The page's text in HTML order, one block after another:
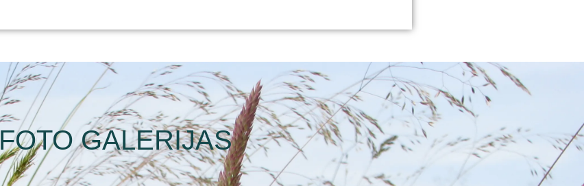
FOTO GALERIJAS